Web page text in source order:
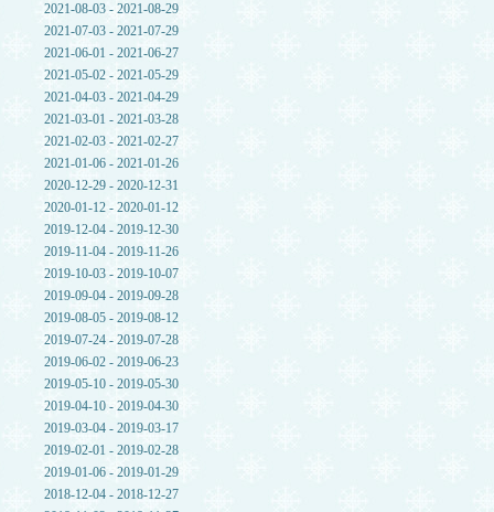
2021-08-03 - 2021-08-29
2021-07-03 - 2021-07-29
2021-06-01 - 2021-06-27
2021-05-02 - 2021-05-29
2021-04-03 - 2021-04-29
2021-03-01 - 2021-03-28
2021-02-03 - 2021-02-27
2021-01-06 - 2021-01-26
2020-12-29 - 2020-12-31
2020-01-12 - 2020-01-12
2019-12-04 - 2019-12-30
2019-11-04 - 2019-11-26
2019-10-03 - 2019-10-07
2019-09-04 - 2019-09-28
2019-08-05 - 2019-08-12
2019-07-24 - 2019-07-28
2019-06-02 - 2019-06-23
2019-05-10 - 2019-05-30
2019-04-10 - 2019-04-30
2019-03-04 - 2019-03-17
2019-02-01 - 2019-02-28
2019-01-06 - 2019-01-29
2018-12-04 - 2018-12-27